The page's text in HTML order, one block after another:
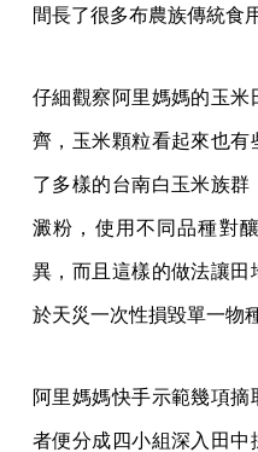
間長了很多布農族傳統食
仔細觀察阿里媽媽的玉
齊，玉米顆粒看起來也
了多樣的台南白玉米族
澱粉，使用不同品種對
異，而且這樣的做法讓
於天災一次性損毀單一物種
阿里媽媽快手示範幾項
者便分成四小組深入田